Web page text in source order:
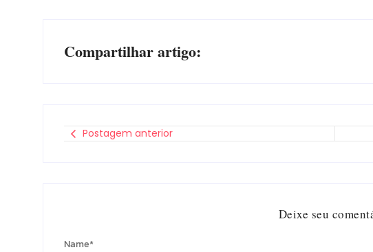
Compartilhar artigo:
Postagem anterior
Deixe seu
Name*